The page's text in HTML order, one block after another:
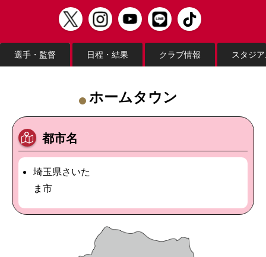
選手・監督 日程・結果 クラブ情報 スタジ
ホームタウン
都市名
埼玉県さいた
ま市